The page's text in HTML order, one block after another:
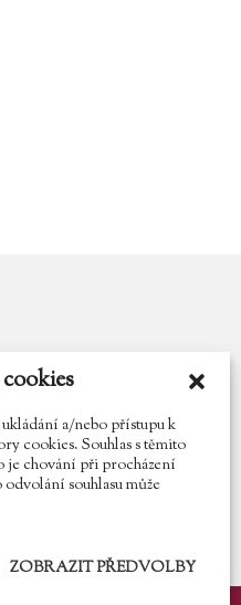
a/nebo přístupu k
cookies. Souhlas s těmito
je chování při procházení
souhlasu může
ZOBRAZIT PŘEDVOLBY